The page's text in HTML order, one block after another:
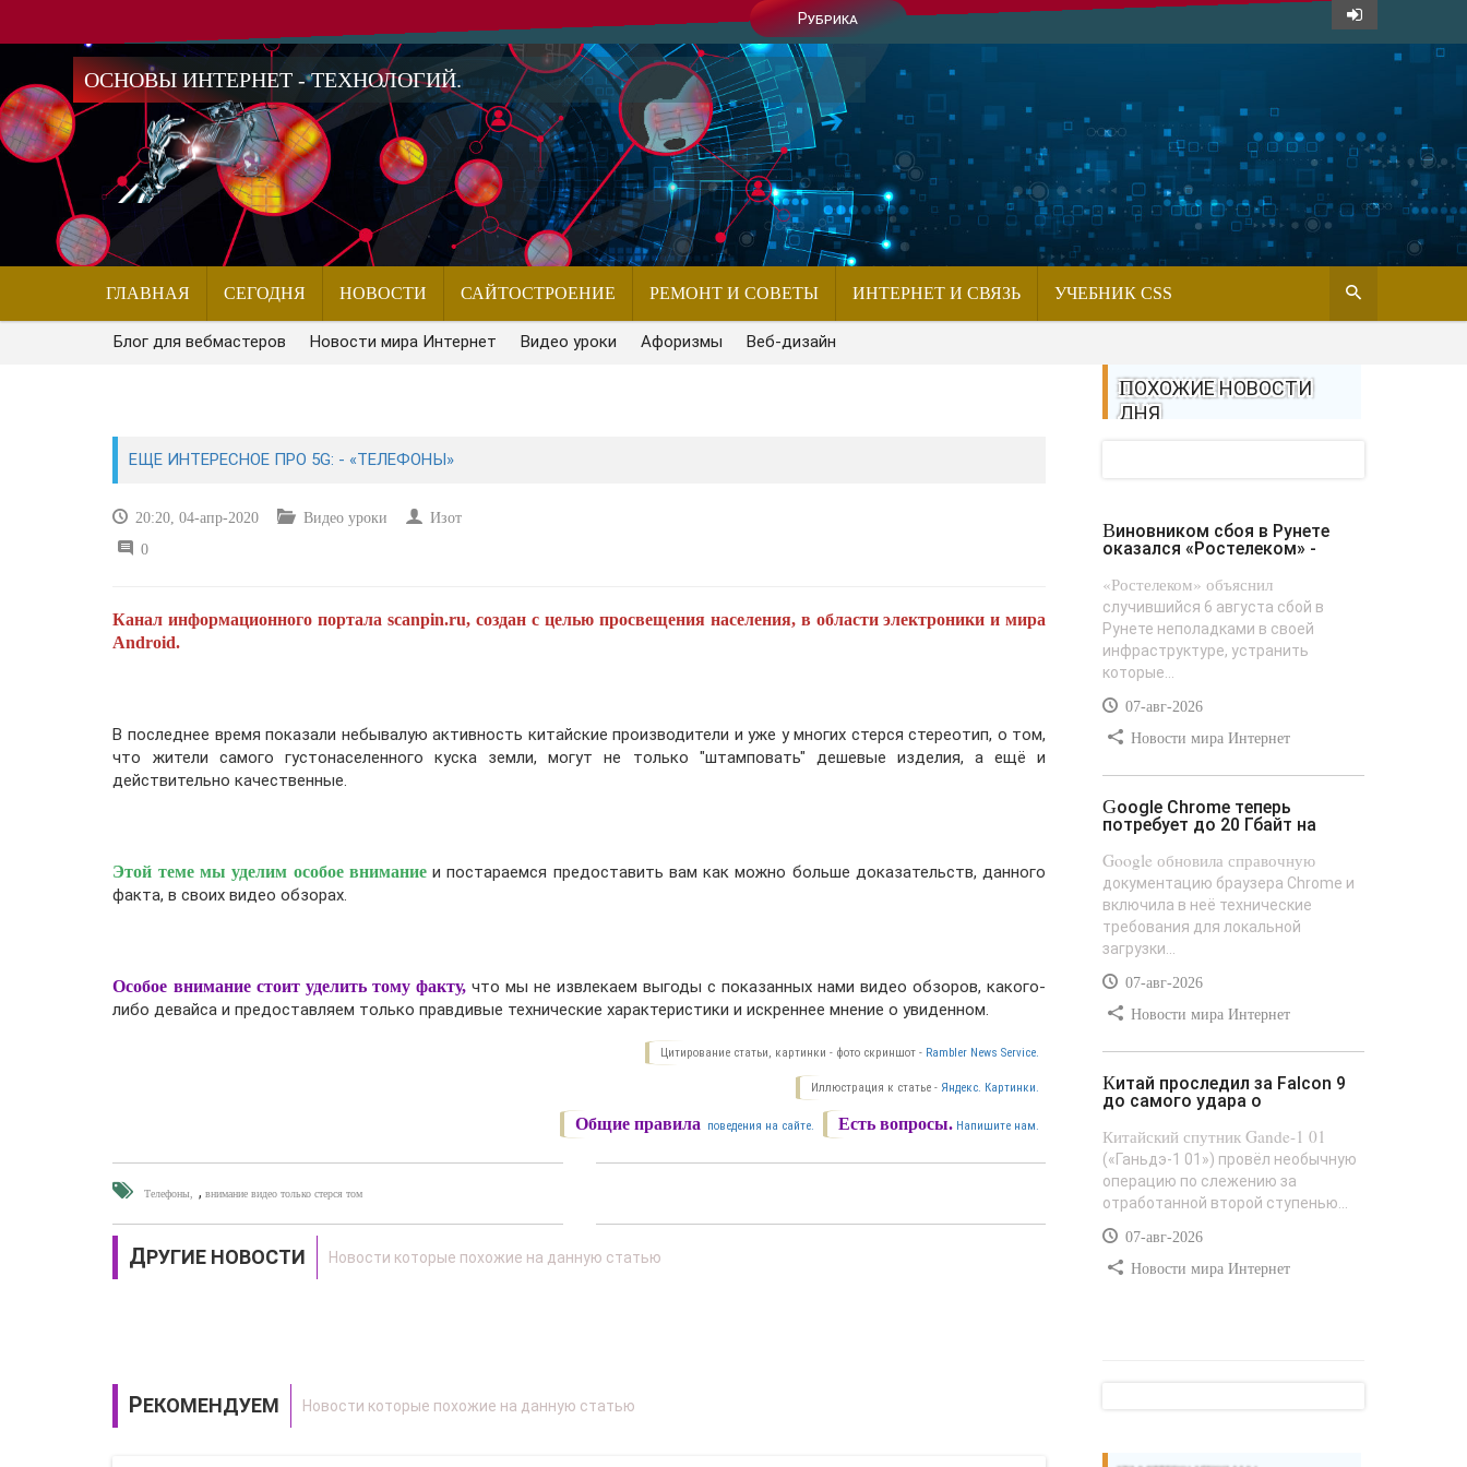
Рубрика
ОСНОВЫ ИНТЕРНЕТ - ТЕХНОЛОГИЙ.
ГЛАВНАЯ СЕГОДНЯ НОВОСТИ САЙТОСТРОЕНИЕ РЕМОНТ И СОВЕТЫ ИНТЕРНЕТ И СВЯЗЬ УЧЕБНИК CSS
Блог для вебмастеров Новости мира Интернет Видео уроки Афоризмы Веб-дизайн
ЕЩЕ ИНТЕРЕСНОЕ ПРО 5G: - «ТЕЛЕФОНЫ»
20:20, 04-апр-2020 Видео уроки
Изот
0
Канал информационного портала scanpin.ru, создан с целью просвещения населения, в области электроники и мира
Android.
В последнее время показали небывалую активность китайские производители и уже у многих стерся стереотип, о том,
что жители самого густонаселенного куска земли, могут не только "штамповать" дешевые изделия, а ещё и
действительно качественные.
Этой теме мы уделим особое вниманиеи постараемся предоставить вам как можно больше доказательств, данного
факта, в своих видео обзорах.
Особое внимание стоит уделить тому факту,что мы не извлекаем выгоды с показанных нами видео обзоров, какого-
либо девайса и предоставляем только правдивые технические характеристики и искреннее мнение о увиденном.
Цитирование статьи, картинки - фото скриншот - Rambler News Service.
Иллюстрация к статье - Яндекс. Картинки.
Есть вопросы. Напишите нам.
Общие правила поведения на сайте.
Телефоны ,внимание видео только стерся том
ДРУГИЕ НОВОСТИ
РЕКОМЕНДУЕМ
ПОХОЖИЕ НОВОСТИ
ДНЯ
Виновником сбоя в Рунете
оказался «Ростелеком» -
«Ростелеком» объяснил
случившийся 6 августа сбой в
Рунете неполадками в своей
инфраструктуре, устранить
которые...
07-авг-2026
Новости мира Интернет
Google Chrome теперь
потребует до 20 Гбайт на
Google обновила справочную
документацию браузера Chrome и
включила в неё технические
требования для локальной
загрузки...
07-авг-2026
Новости мира Интернет
Китай проследил за Falcon 9
до самого удара о
Китайский спутник Gande-1 01
(«Ганьдэ-1 01») провёл необычную
операцию по слежению за
отработанной второй ступенью...
07-авг-2026
Новости мира Интернет